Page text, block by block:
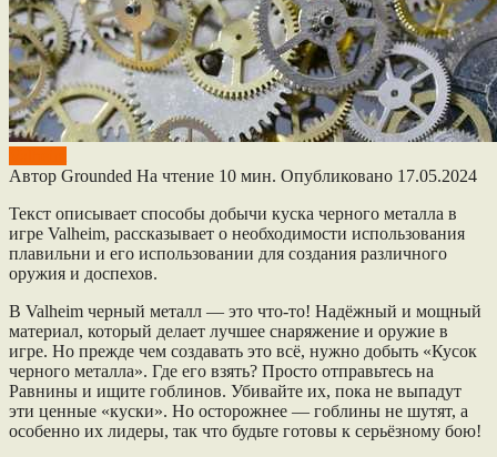
Автор Grounded На чтение 10 мин. Опубликовано 17.05.2024
Текст описывает способы добычи куска черного металла в
игре Valheim, рассказывает о необходимости использования
плавильни и его использовании для создания различного
оружия и доспехов.
В Valheim черный металл — это что-то! Надёжный и мощный
материал, который делает лучшее снаряжение и оружие в
игре. Но прежде чем создавать это всё, нужно добыть «Кусок
черного металла». Где его взять? Просто отправьтесь на
Равнины и ищите гоблинов. Убивайте их, пока не выпадут
эти ценные «куски». Но осторожнее — гоблины не шутят, а
особенно их лидеры, так что будьте готовы к серьёзному бою!